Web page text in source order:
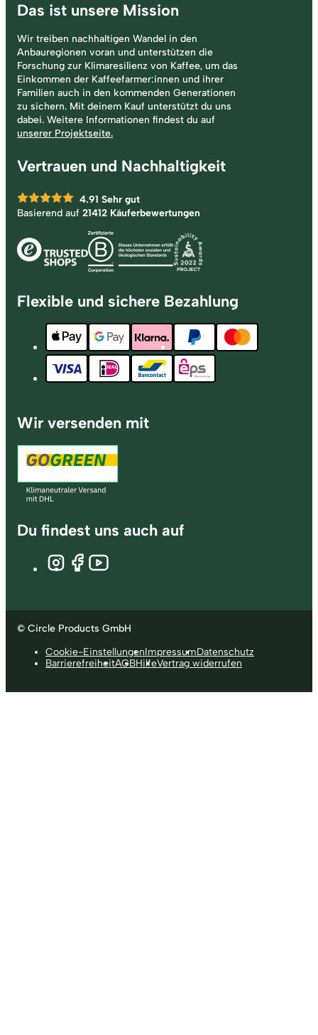
Das ist unsere Mission
Wir treiben nachhaltigen Wandel in den
Anbauregionen voran und unterstützen die
Forschung zur Klimaresilienz von Kaffee, um das
Einkommen der Kaffeefarmer:innen und ihrer
Familien auch in den kommenden Generationen
zu sichern. Mit deinem Kauf unterstützt du uns
dabei. Weitere Informationen findest du auf
unserer Projektseite.
Vertrauen und Nachhaltigkeit
4.91 Sehr gut
Basierend auf 21412 Käuferbewertungen
Flexible und sichere Bezahlung
Wir versenden mit
Du findest uns auch auf
© Circle Products GmbH
Cookie-EinstellungenImpressumDatenschutz
BarrierefreiheitAGBHilfeVertrag widerrufen